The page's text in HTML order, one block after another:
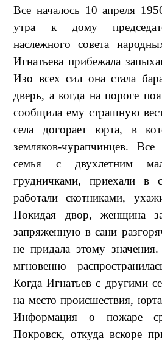
Все началось 10 апреля
утра к дому
наслежного совета
Игнатьева прибежала
Изо всех сил она стала
дверь, а когда на пороге
сообщила ему страшную
села догорает юрта, в
земляков-чурапчинцев.
семья с двухлетним
грудничками, приехали в
работали скотниками,
Покидая двор, женщина
запряженную в сани
не придала этому
мгновенно
Когда Игнатьев с другими
на место происшествия,
Информация о пожаре
Покровск, откуда вскоре